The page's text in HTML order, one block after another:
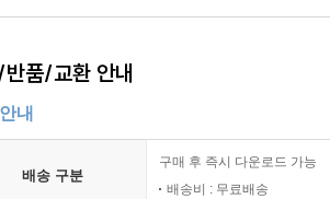
품/교환 안내
내
배송 구분
구매 후 즉시 다운로드 가능
배송비 : 무료배송